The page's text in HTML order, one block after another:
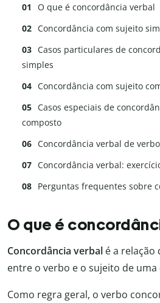
O que é concordância verbal
Concordância com sujeito
Casos particulares de
simples
Concordância com sujeito
Casos especiais de
composto
Concordância verbal de
Concordância verbal:
Perguntas frequentes sobre
O que é
Concordância verbal é a relação
entre o verbo e o sujeito de uma
Como regra geral, o verbo